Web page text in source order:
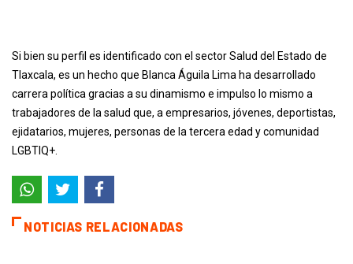
Si bien su perfil es identificado con el sector Salud del Estado de
Tlaxcala, es un hecho que Blanca Águila Lima ha desarrollado
carrera política gracias a su dinamismo e impulso lo mismo a
trabajadores de la salud que, a empresarios, jóvenes, deportistas,
ejidatarios, mujeres, personas de la tercera edad y comunidad
LGBTIQ+.
NOTICIAS RELACIONADAS